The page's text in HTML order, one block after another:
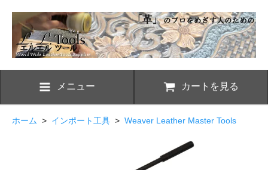
メニュー カートを見る
ホーム > インポート工具 > Weaver Leather Master Tools